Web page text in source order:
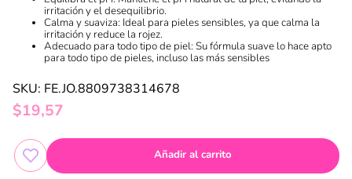
irritación y el desequilibrio.
Calma y suaviza: Ideal para pieles sensibles, ya que calma la
irritación y reduce la rojez.
Adecuado para todo tipo de piel: Su fórmula suave lo hace apto
para todo tipo de pieles, incluso las más sensibles
SKU: FE.JO.8809738314678
$19,57
Añadir al carrito